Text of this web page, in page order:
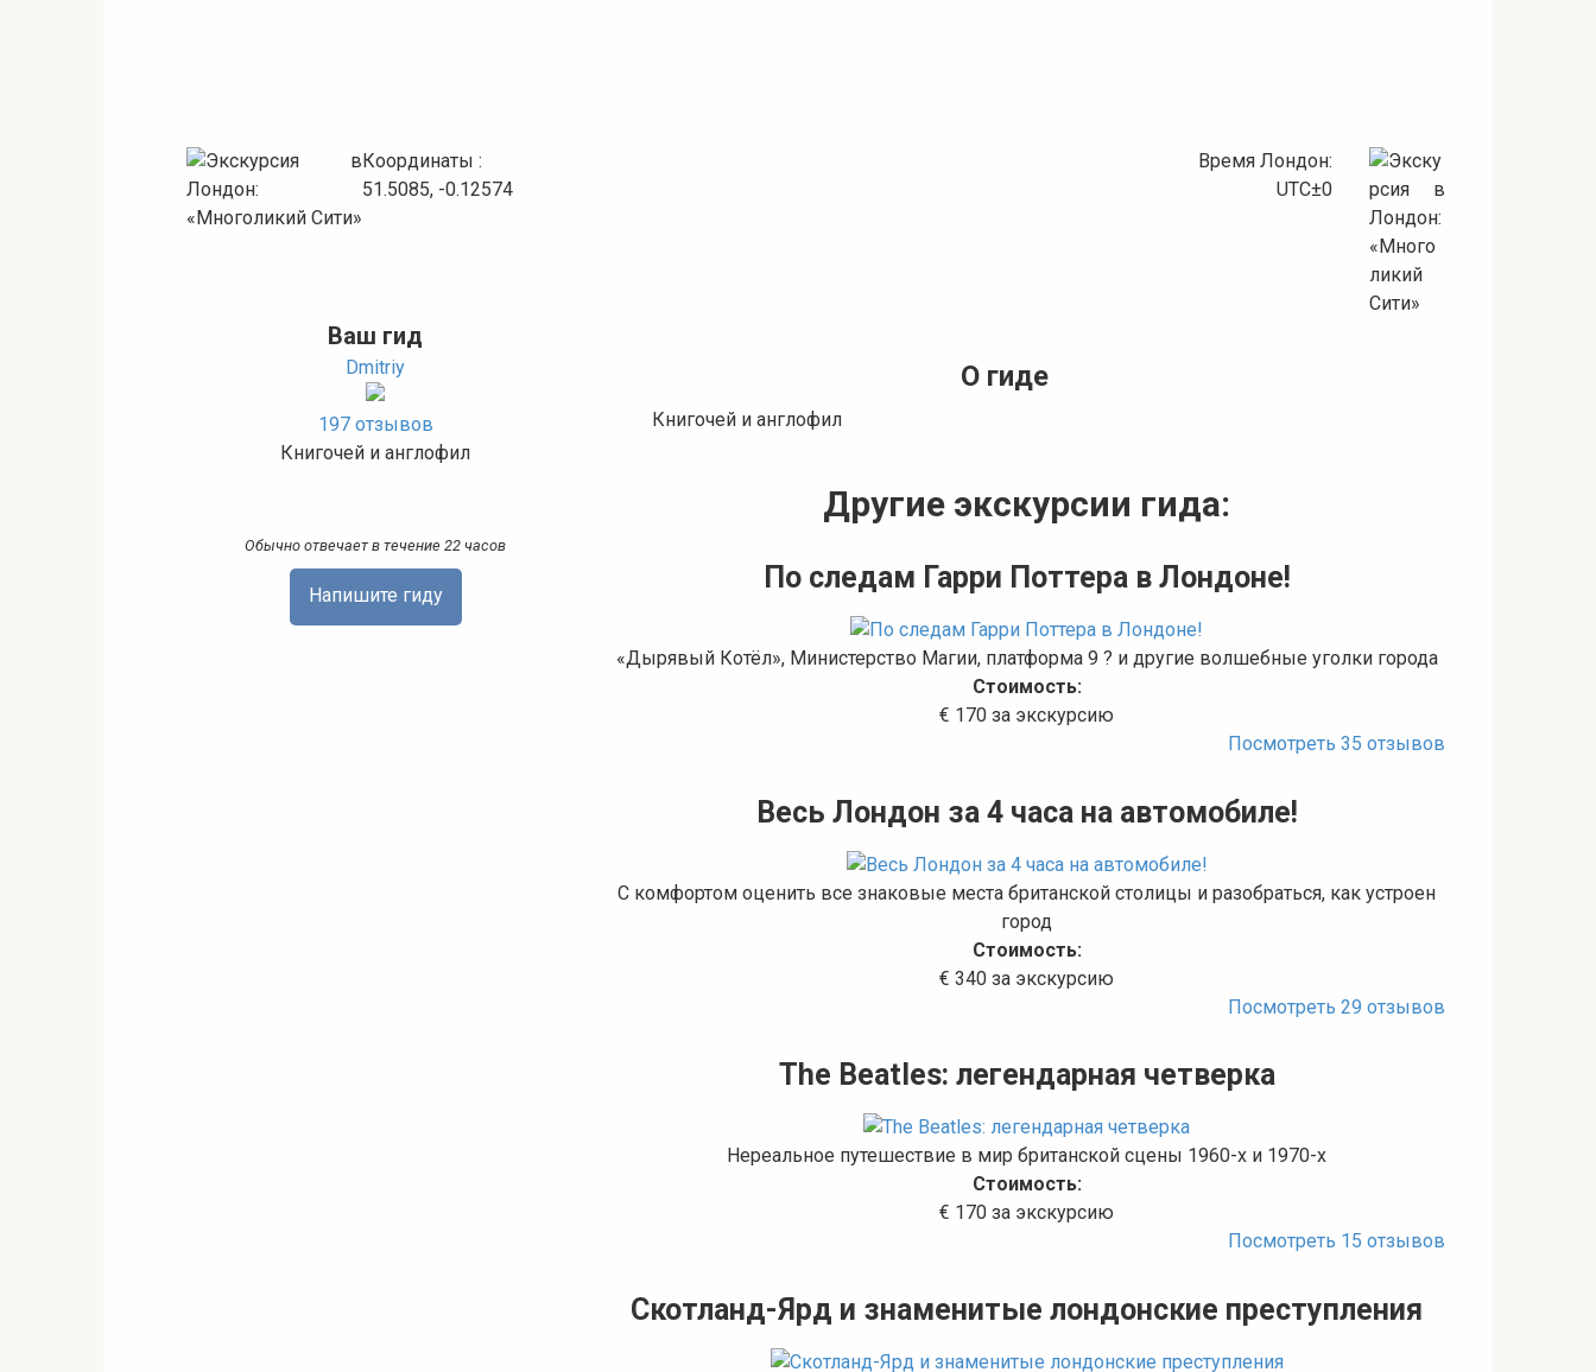
Координаты :
51.5085, -0.12574
Время Лондон:
UTC±0
Ваш гид
Dmitriy
197 отзывов
Книгочей и англофил
Обычно отвечает в течение 22 часов
Напишите гиду
О гиде
Книгочей и англофил
Другие экскурсии гида:
По следам Гарри Поттера в Лондоне!
«Дырявый Котёл», Министерство Магии, платформа 9 ? и другие волшебные уголки города
Стоимость:
€ 170 за экскурсию
Посмотреть 35 отзывов
Весь Лондон за 4 часа на автомобиле!
С комфортом оценить все знаковые места британской столицы и разобраться, как устроен
город
Стоимость:
€ 340 за экскурсию
Посмотреть 29 отзывов
The Beatles: легендарная четверка
Нереальное путешествие в мир британской сцены 1960-х и 1970-х
Стоимость:
€ 170 за экскурсию
Посмотреть 15 отзывов
Скотланд-Ярд и знаменитые лондонские преступления